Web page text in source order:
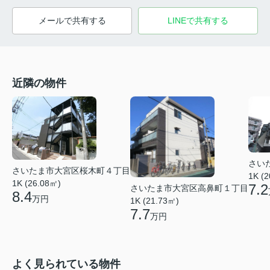
メールで共有する LINEで共有する
近隣の物件
さいたま市大宮区桜木町４丁目
1K (26.08㎡)
8.4万円
さいたま市大宮区高鼻町１丁目
1K (21.73㎡)
7.7万円
さい
1K
7.2
よく見られている物件